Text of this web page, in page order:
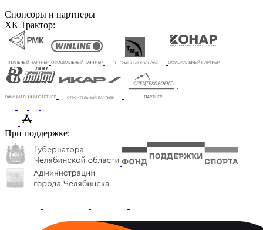
Спонсоры и партнеры
ХК Трактор:
При поддержке: